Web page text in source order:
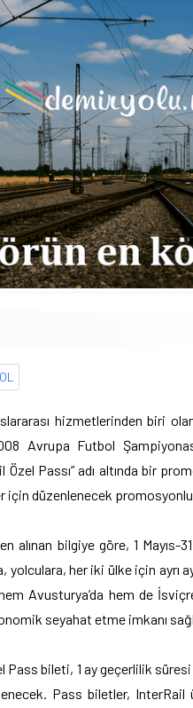
hizmetlerinden biri
Avrupa Futbol
Passı” adı altında bir
düzenlenecek promosyonlu
alınan bilgiye göre, 1
yolculara, her iki ülke için ayrı
Avusturya’da hem de
seyahat etme imkanı
Pass bileti, 1 ay geçerlilik
Pass biletler,